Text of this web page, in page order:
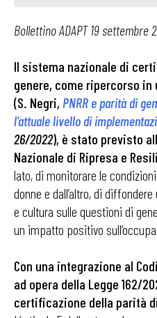
Bollettino ADAPT 19 settembre
Il sistema nazionale di
genere, come ripercorso
(S. Negri, PNRR e parità di
l’attuale livello di
26/2022), è stato previsto
Nazionale di Ripresa e
lato, di monitorare le
donne e dall’altro, di
e cultura sulle questioni di
un impatto positivo
Con una integrazione al
ad opera della Legge 162/
certificazione della parità